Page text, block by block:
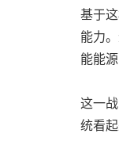
基于
能力
能能源
这一
统看